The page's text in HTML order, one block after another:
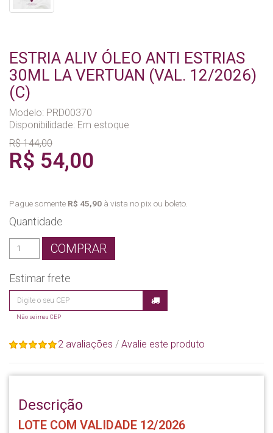
ESTRIA ALIV ÓLEO ANTI ESTRIAS
30ML LA VERTUAN (VAL. 12/2026)
(C)
Modelo: PRD00370
Disponibilidade: Em estoque
R$ 144,00
R$ 54,00
Pague somente R$ 45,90 à vista no pix ou boleto.
Quantidade
COMPRAR
Estimar frete
Não sei meu CEP
2 avaliações / Avalie este produto
Descrição
LOTE COM VALIDADE 12/2026